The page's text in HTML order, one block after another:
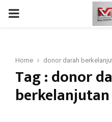
PRIMARY
Home donor darah
Tag : donor
berkelanjutan